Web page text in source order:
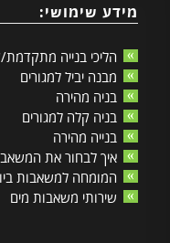
מידע שימושי:
הליכי בנייה
מבנה יביל למגורים
בניה מהירה
בניה קלה למגורים
בנייה מהירה
איך לבחור את
המומחה למשאבות
שירותי משאבות מים